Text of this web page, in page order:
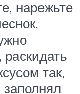
нарежьте
так,